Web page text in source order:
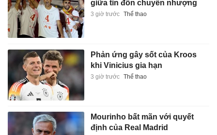
giữa tin đồn chuyển nhượng
3 giờ trước Thể thao
Phản ứng gây sốt của Kroos
khi Vinicius gia hạn
3 giờ trước Thể thao
Mourinho bất mãn với quyết
định của Real Madrid